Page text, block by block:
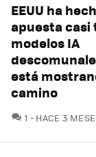
EEUU ha
apuesta casi
modelos IA
está
camino
1 COMENTARIOS
HACE 3